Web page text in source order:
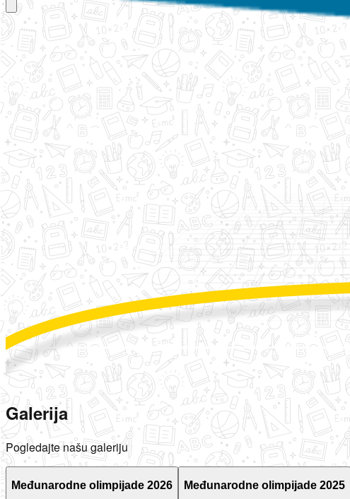
Galerija
Pogledajte našu galeriju
Međunarodne olimpijade 2026 Međunarodne olimpijade 2025